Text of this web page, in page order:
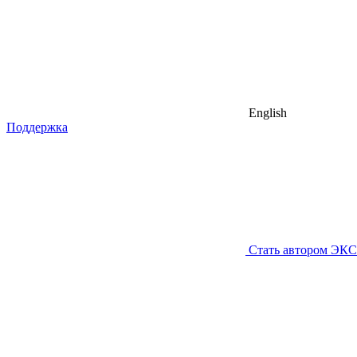
English
Поддержка
Стать автором